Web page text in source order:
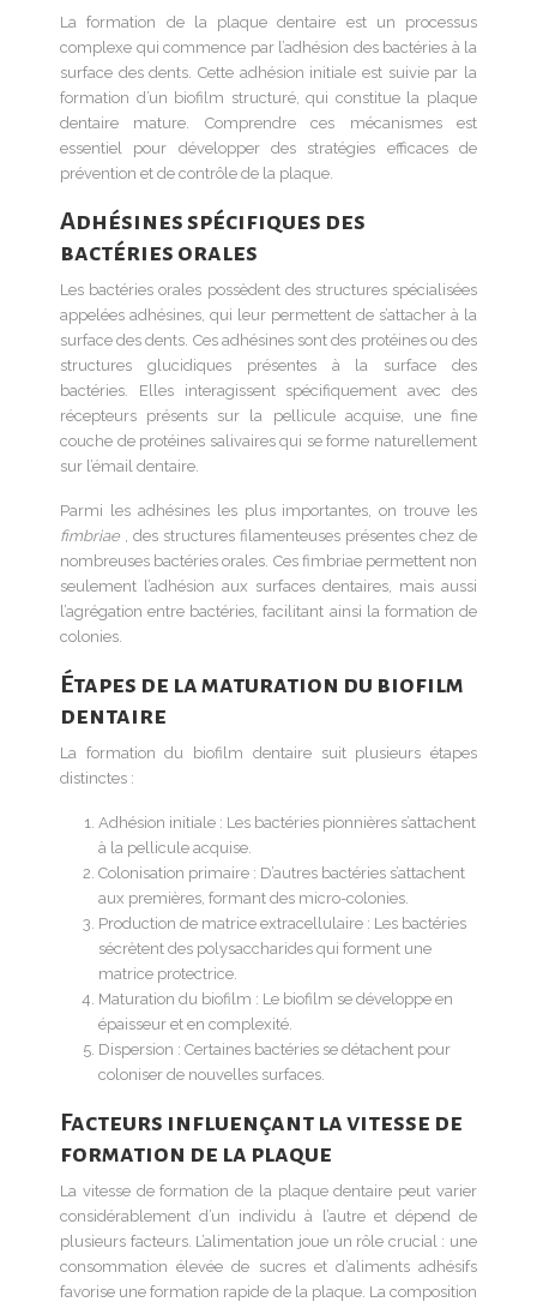
La formation de la plaque dentaire est un processus
complexe qui commence par l’adhésion des bactéries à la
surface des dents. Cette adhésion initiale est suivie par la
formation d’un biofilm structuré, qui constitue la plaque
dentaire mature. Comprendre ces mécanismes est
essentiel pour développer des stratégies efficaces de
prévention et de contrôle de la plaque.
Adhésines spécifiques des
bactéries orales
Les bactéries orales possèdent des structures spécialisées
appelées adhésines, qui leur permettent de s’attacher à la
surface des dents. Ces adhésines sont des protéines ou des
structures glucidiques présentes à la surface des
bactéries. Elles interagissent spécifiquement avec des
récepteurs présents sur la pellicule acquise, une fine
couche de protéines salivaires qui se forme naturellement
sur l’émail dentaire.
Parmi les adhésines les plus importantes, on trouve les
fimbriae , des structures filamenteuses présentes chez de
nombreuses bactéries orales. Ces fimbriae permettent non
seulement l’adhésion aux surfaces dentaires, mais aussi
l’agrégation entre bactéries, facilitant ainsi la formation de
colonies.
Étapes de la maturation du biofilm
dentaire
La formation du biofilm dentaire suit plusieurs étapes
distinctes :
Adhésion initiale : Les bactéries pionnières s’attachent
à la pellicule acquise.
Colonisation primaire : D’autres bactéries s’attachent
aux premières, formant des micro-colonies.
Production de matrice extracellulaire : Les bactéries
sécrètent des polysaccharides qui forment une
matrice protectrice.
Maturation du biofilm : Le biofilm se développe en
épaisseur et en complexité.
Dispersion : Certaines bactéries se détachent pour
coloniser de nouvelles surfaces.
Facteurs influençant la vitesse de
formation de la plaque
La vitesse de formation de la plaque dentaire peut varier
considérablement d’un individu à l’autre et dépend de
plusieurs facteurs. L’alimentation joue un rôle crucial : une
consommation élevée de sucres et d’aliments adhésifs
favorise une formation rapide de la plaque. La composition